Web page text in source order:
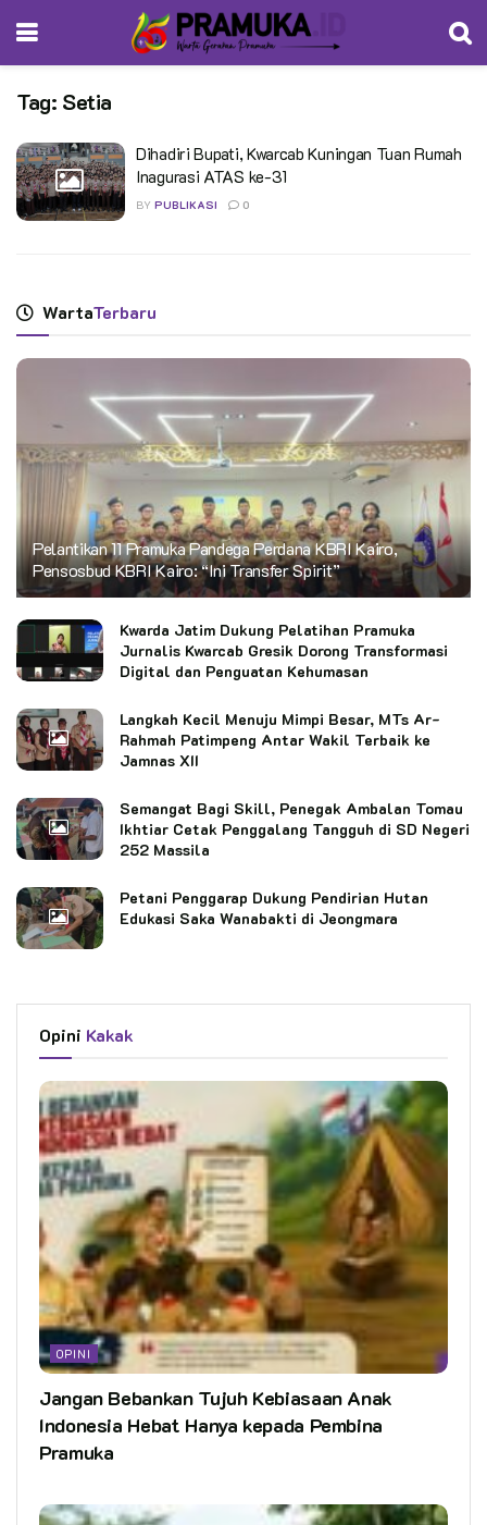
Tag: Setia
Dihadiri Bupati, Kwarcab Kuningan Tuan Rumah
Inagurasi ATAS ke-31
BY PUBLIKASI 0
WartaTerbaru
Pelantikan 11 Pramuka Pandega Perdana KBRI Kairo,
Pensosbud KBRI Kairo: “Ini Transfer Spirit”
Kwarda Jatim Dukung Pelatihan Pramuka
Jurnalis Kwarcab Gresik Dorong Transformasi
Digital dan Penguatan Kehumasan
Langkah Kecil Menuju Mimpi Besar, MTs Ar-
Rahmah Patimpeng Antar Wakil Terbaik ke
Jamnas XII
Semangat Bagi Skill, Penegak Ambalan Tomau
Ikhtiar Cetak Penggalang Tangguh di SD Negeri
252 Massila
Petani Penggarap Dukung Pendirian Hutan
Edukasi Saka Wanabakti di Jeongmara
Opini Kakak
OPINI
Jangan Bebankan Tujuh Kebiasaan Anak
Indonesia Hebat Hanya kepada Pembina
Pramuka